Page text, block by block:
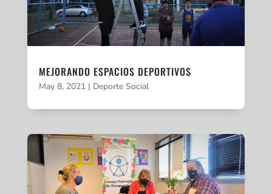
MEJORANDO ESPACIOS DEPORTIVOS
May 8, 2021| Deporte Social